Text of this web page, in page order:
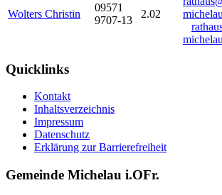
Wolters Christin
09571
9707-13
2.02
Quicklinks
Kontakt
Inhaltsverzeichnis
Impressum
Datenschutz
Erklärung zur Barrierefreiheit
Gemeinde Michelau i.OFr.